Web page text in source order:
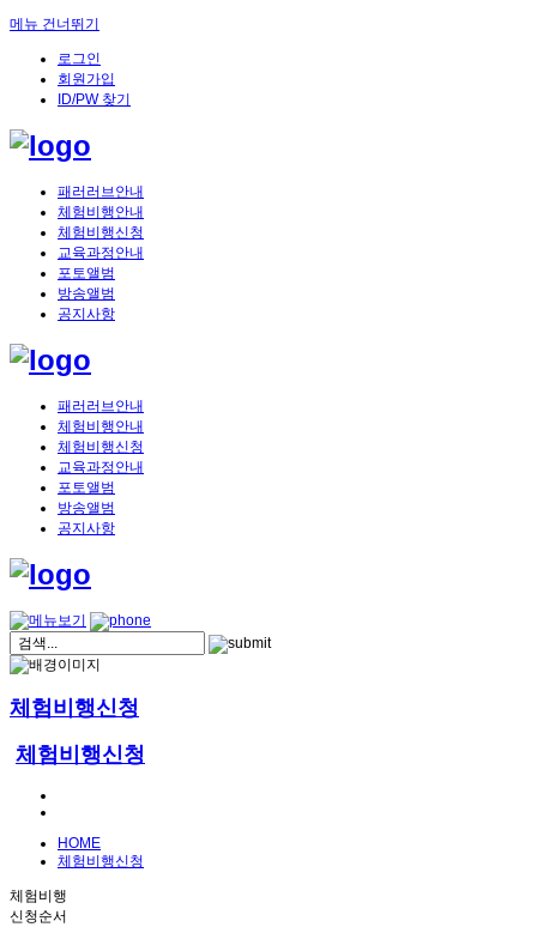
메뉴 건너뛰기
로그인
회원가입
ID/PW 찾기
패러러브안내
체험비행안내
체험비행신청
교육과정안내
포토앨범
방송앨범
공지사항
패러러브안내
체험비행안내
체험비행신청
교육과정안내
포토앨범
방송앨범
공지사항
체험비행신청
체험비행신청
HOME
체험비행신청
체험비행
신청순서